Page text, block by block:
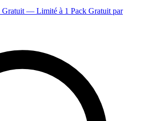
Gratuit — Limité à 1 Pack Gratuit par